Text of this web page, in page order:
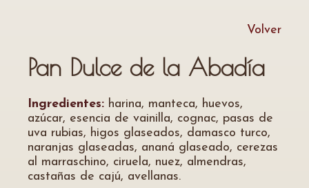
Volver
Pan Dulce de la Abadía
Ingredientes: harina, manteca, huevos,
azúcar, esencia de vainilla, cognac, pasas de
uva rubias, higos glaseados, damasco turco,
naranjas glaseadas, ananá glaseado, cerezas
al marraschino, ciruela, nuez, almendras,
castañas de cajú, avellanas.